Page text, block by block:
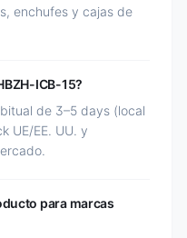
enchufes y cajas de
ICB-15?
de 3–5 days (local
UE/EE. UU. y
para marcas